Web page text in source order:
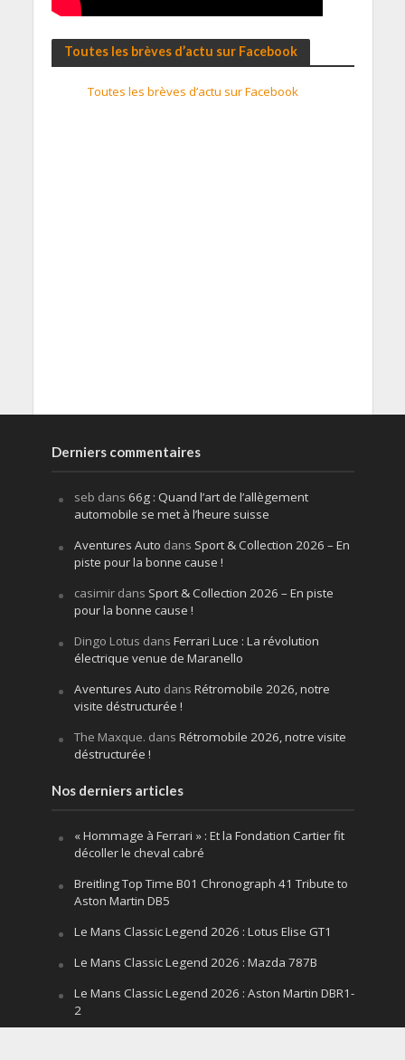
Toutes les brèves d’actu sur Facebook
Toutes les brèves d’actu sur Facebook
Derniers commentaires
seb dans 66g : Quand l’art de l’allègement
automobile se met à l’heure suisse
Aventures Auto dans Sport & Collection 2026 – En
piste pour la bonne cause !
casimirdans Sport & Collection 2026 – En piste
pour la bonne cause !
Dingo Lotus dans Ferrari Luce : La révolution
électrique venue de Maranello
Aventures Auto dans Rétromobile 2026, notre
visite déstructurée !
The Maxque. dans Rétromobile 2026, notre visite
déstructurée !
Nos derniers articles
« Hommage à Ferrari » : Et la Fondation Cartier fit
décoller le cheval cabré
Breitling Top Time B01 Chronograph 41 Tribute to
Aston Martin DB5
Le Mans Classic Legend 2026 : Lotus Elise GT1
Le Mans Classic Legend 2026 : Mazda 787B
Le Mans Classic Legend 2026 : Aston Martin DBR1-
2